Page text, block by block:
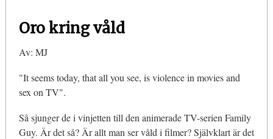
Oro kring våld
Av: MJ
"It seems today, that all you see, is violence in movies and
sex on TV".
Så sjunger de i vinjetten till den animerade TV-serien Family
Guy. Är det så? Är allt man ser våld i filmer? Självklart är det